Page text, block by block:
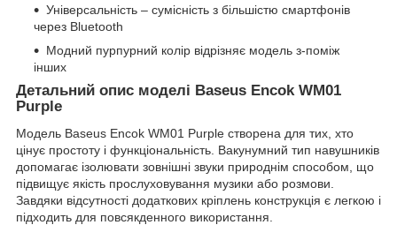
Універсальність – сумісність з більшістю смартфонів
через Bluetooth
Модний пурпурний колір відрізняє модель з-поміж
інших
Детальний опис моделі Baseus Encok WM01
Purple
Модель Baseus Encok WM01 Purple створена для тих, хто
цінує простоту і функціональність. Вакунумний тип навушників
допомагає ізолювати зовнішні звуки природнім способом, що
підвищує якість прослуховування музики або розмови.
Завдяки відсутності додаткових кріплень конструкція є легкою і
підходить для повсякденного використання.